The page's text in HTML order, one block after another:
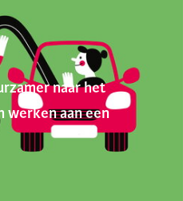
naar het
aan een